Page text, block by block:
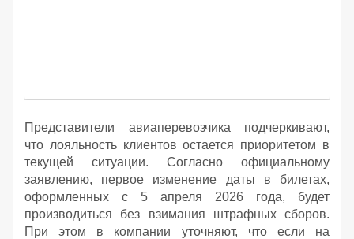
Представители авиаперевозчика подчеркивают,
что лояльность клиентов остается приоритетом в
текущей ситуации. Согласно официальному
заявлению, первое изменение даты в билетах,
оформленных с 5 апреля 2026 года, будет
производиться без взимания штрафных сборов.
При этом в компании уточняют, что если на